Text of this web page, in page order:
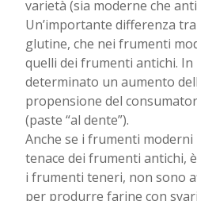
varietà (sia moderne che
Un’importante differenza
glutine, che nei frumenti
quelli dei frumenti antichi.
determinato un aumento
propensione del
(paste “al dente”).
Anche se i frumenti
tenace dei frumenti antichi,
i frumenti teneri, non sono
per produrre farine con